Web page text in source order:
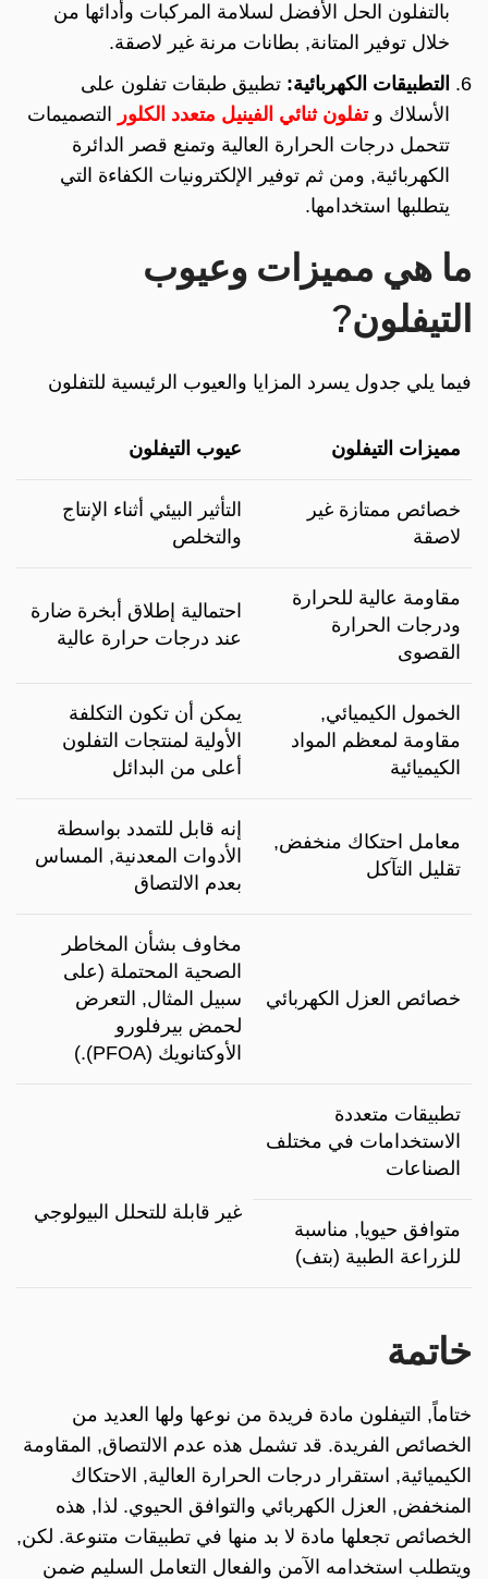
بالتفلون الحل الأفضل لسلامة المركبات وأدائها من
خلال توفير المتانة, بطانات مرنة غير لاصقة.
التطبيقات الكهربائية: تطبيق طبقات تفلون على
الأسلاك وتفلون ثنائي الفينيل متعدد الكلور
التصميمات
تتحمل درجات الحرارة العالية وتمنع قصر الدائرة
الكهربائية, ومن ثم توفير الإلكترونيات الكفاءة التي
يتطلبها استخدامها.
ما هي مميزات وعيوب
التيفلون?
فيما يلي جدول يسرد المزايا والعيوب الرئيسية للتفلون
مميزات التيفلون عيوب التيفلون
خصائص ممتازة غير
لاصقة
التأثير البيئي أثناء الإنتاج
والتخلص
مقاومة عالية للحرارة
ودرجات الحرارة
القصوى
احتمالية إطلاق أبخرة ضارة
عند درجات حرارة عالية
الخمول الكيميائي,
مقاومة لمعظم المواد
الكيميائية
يمكن أن تكون التكلفة
الأولية لمنتجات التفلون
أعلى من البدائل
معامل احتكاك منخفض,
تقليل التآكل
إنه قابل للتمدد بواسطة
الأدوات المعدنية, المساس
بعدم الالتصاق
خصائص العزل الكهربائي
مخاوف بشأن المخاطر
الصحية المحتملة (على
سبيل المثال, التعرض
لحمض بيرفلورو
الأوكتانويك (PFOA).)
تطبيقات متعددة
الاستخدامات في مختلف
الصناعات
غير قابلة للتحلل البيولوجي
متوافق حيويا, مناسبة
للزراعة الطبية (بتف)
خاتمة
ختاماً, التيفلون مادة فريدة من نوعها ولها العديد من
الخصائص الفريدة. قد تشمل هذه عدم الالتصاق, المقاومة
الكيميائية, استقرار درجات الحرارة العالية, الاحتكاك
المنخفض, العزل الكهربائي والتوافق الحيوي. لذا, هذه
الخصائص تجعلها مادة لا بد منها في تطبيقات متنوعة. لكن,
ويتطلب استخدامه الآمن والفعال التعامل السليم ضمن